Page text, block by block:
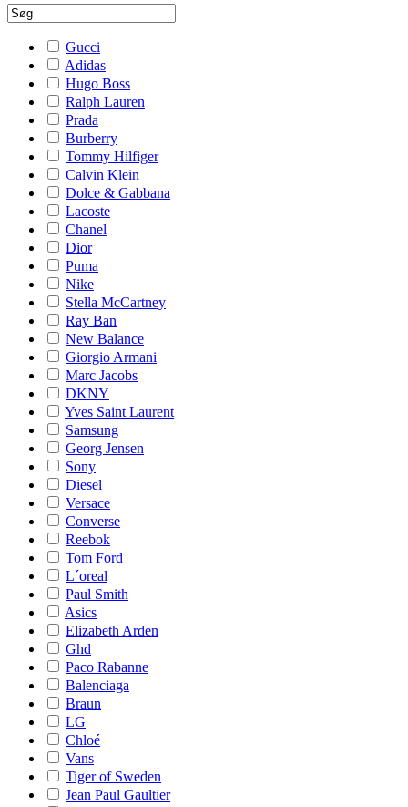
Gucci
Adidas
Hugo Boss
Ralph Lauren
Prada
Burberry
Tommy Hilfiger
Calvin Klein
Dolce & Gabbana
Lacoste
Chanel
Dior
Puma
Nike
Stella McCartney
Ray Ban
New Balance
Giorgio Armani
Marc Jacobs
DKNY
Yves Saint Laurent
Samsung
Georg Jensen
Sony
Diesel
Versace
Converse
Reebok
Tom Ford
L´oreal
Paul Smith
Asics
Elizabeth Arden
Ghd
Paco Rabanne
Balenciaga
Braun
LG
Chloé
Vans
Tiger of Sweden
Jean Paul Gaultier